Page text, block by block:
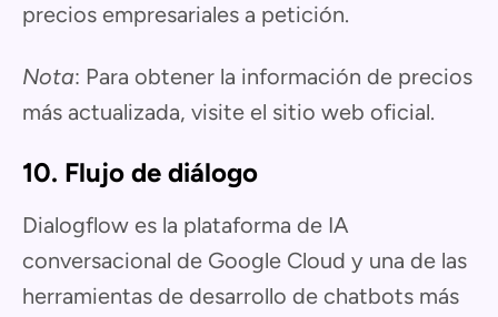
precios empresariales a petición.
Nota: Para obtener la información de precios
más actualizada, visite el sitio web oficial.
10. Flujo de diálogo
Dialogflow es la plataforma de IA
conversacional de Google Cloud y una de las
herramientas de desarrollo de chatbots más